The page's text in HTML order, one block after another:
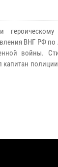
ВНГ РФ
войны.